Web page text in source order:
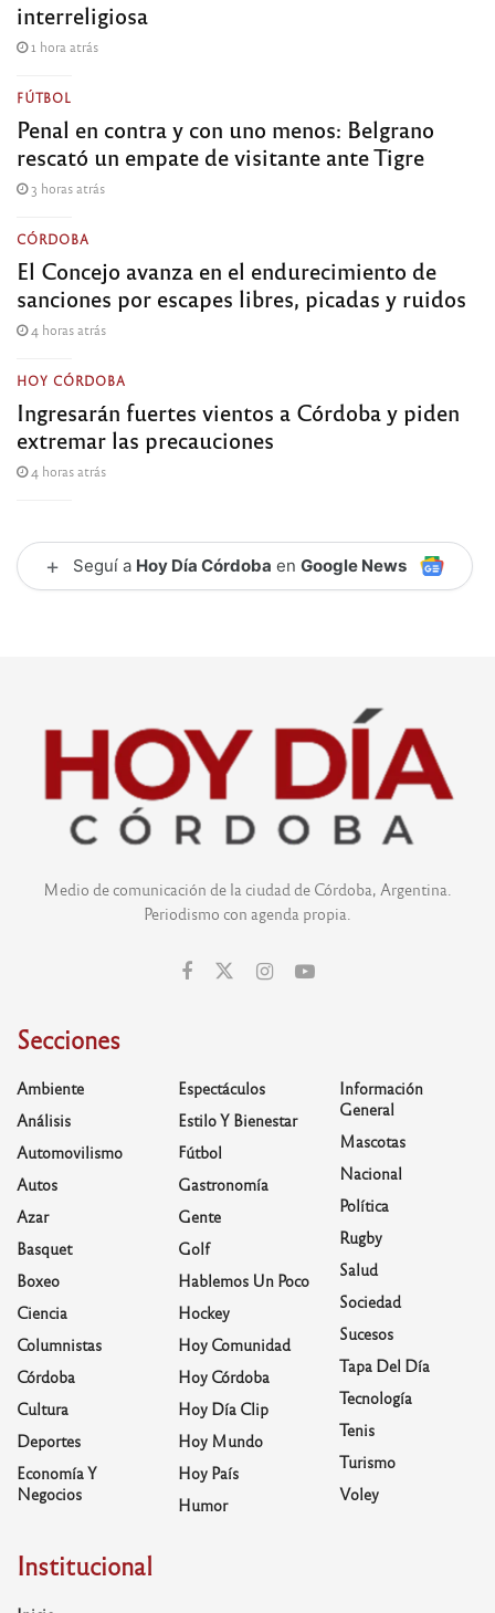
interreligiosa
1 hora atrás
FÚTBOL
Penal en contra y con uno menos: Belgrano
rescató un empate de visitante ante Tigre
3 horas atrás
CÓRDOBA
El Concejo avanza en el endurecimiento de
sanciones por escapes libres, picadas y ruidos
4 horas atrás
HOY CÓRDOBA
Ingresarán fuertes vientos a Córdoba y piden
extremar las precauciones
4 horas atrás
+ Seguí a Hoy Día Córdoba en Google News
Medio de comunicación de la ciudad de Córdoba, Argentina.
Periodismo con agenda propia.
Secciones
Ambiente
Análisis
Automovilismo
Autos
Azar
Basquet
Boxeo
Ciencia
Columnistas
Córdoba
Cultura
Deportes
Economía Y
Negocios
Espectáculos
Estilo Y Bienestar
Fútbol
Gastronomía
Gente
Golf
Hablemos Un Poco
Hockey
Hoy Comunidad
Hoy Córdoba
Hoy Día Clip
Hoy Mundo
Hoy País
Humor
Información
General
Mascotas
Nacional
Política
Rugby
Salud
Sociedad
Sucesos
Tapa Del Día
Tecnología
Tenis
Turismo
Voley
Institucional